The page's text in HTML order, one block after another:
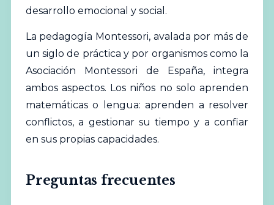
desarrollo emocional y social.
La pedagogía Montessori, avalada por más de
un siglo de práctica y por organismos como la
Asociación Montessori de España, integra
ambos aspectos. Los niños no solo aprenden
matemáticas o lengua: aprenden a resolver
conflictos, a gestionar su tiempo y a confiar
en sus propias capacidades.
Preguntas frecuentes